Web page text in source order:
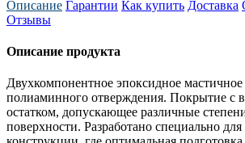
Описание Гарантии Как купить Доставка
Отзывы
Описание продукта
Двухкомпонентное эпоксидное
полиаминного отверждения. Покрытие с
остатком, допускающее различные
поверхности. Разработано специально для